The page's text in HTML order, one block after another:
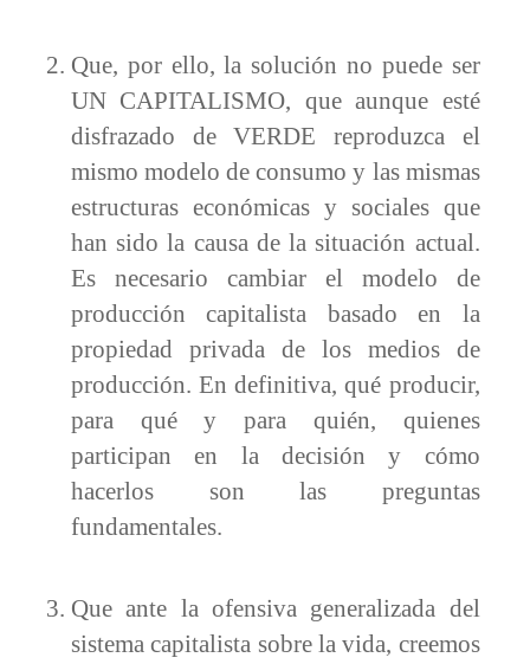
Que, por ello, la solución no puede ser
UN CAPITALISMO, que aunque esté
disfrazado de VERDE reproduzca el
mismo modelo de consumo y las mismas
estructuras económicas y sociales que
han sido la causa de la situación actual.
Es necesario cambiar el modelo de
producción capitalista basado en la
propiedad privada de los medios de
producción. En definitiva, qué producir,
para qué y para quién, quienes
participan en la decisión y cómo
hacerlos son las preguntas
fundamentales.
Que ante la ofensiva generalizada del
sistema capitalista sobre la vida, creemos